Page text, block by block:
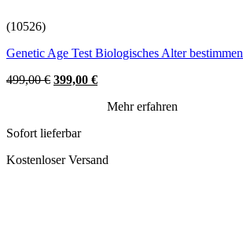
(10526)
Genetic Age Test Biologisches Alter bestimmen
499,00€ Original
399,00 €Current
is:Mehr erfahren
Sofort lieferbar
Kostenloser Versand